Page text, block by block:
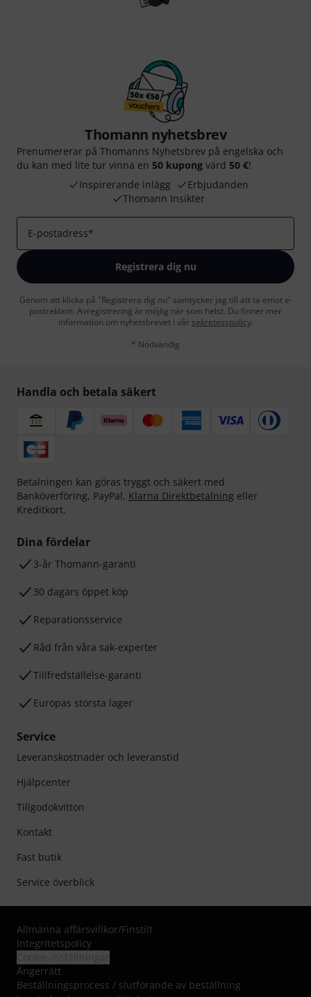
Thomann nyhetsbrev
Prenumererar på Thomanns Nyhetsbrev på engelska och
du kan med lite tur vinna en 50 kupong värd 50 €!
Inspirerande inlägg
Erbjudanden
Thomann Insikter
E-postadress*
Registrera dig nu
Genom att klicka på "Registrera dig nu" samtycker jag till att ta emot e-
postreklam. Avregistrering är möjlig när som helst. Du finner mer
information om nyhetsbrevet i vår sekretesspolicy.
* Nödvändig
Handla och betala säkert
Betalningen kan göras tryggt och säkert med
Banköverföring, PayPal, Klarna Direktbetalning eller
Kreditkort.
Dina fördelar
3-år Thomann-garanti
30 dagars öppet köp
Reparationsservice
Råd från våra sak-experter
Tillfredställelse-garanti
Europas största lager
Service
Leveranskostnader och leveranstid
Hjälpcenter
Tillgodokvitton
Kontakt
Fast butik
Service överblick
Allmänna affärsvillkor/Finstilt
Integritetspolicy
Ångerrätt
Beställningsprocess / slutförande av beställning